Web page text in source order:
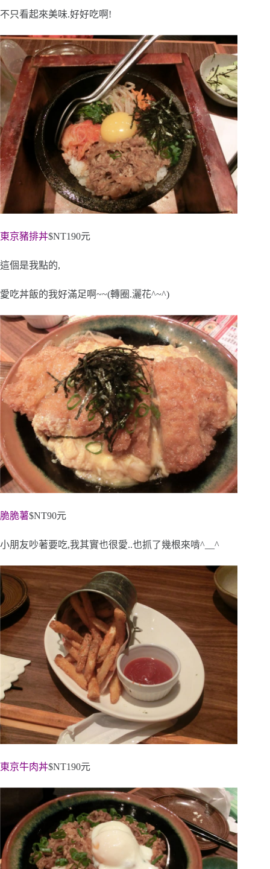
不只看起來美味.好好吃啊!
東京豬排丼$NT190元
這個是我點的,
愛吃丼飯的我好滿足啊~~(轉圈.灑花^~^)
脆脆薯$NT90元
小朋友吵著要吃,我其實也很愛..也抓了幾根來啃^__^
東京牛肉丼$NT190元